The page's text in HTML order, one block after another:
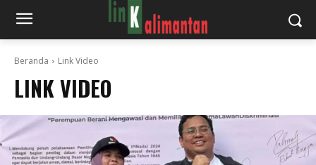
Beranda Link Video
LINK VIDEO